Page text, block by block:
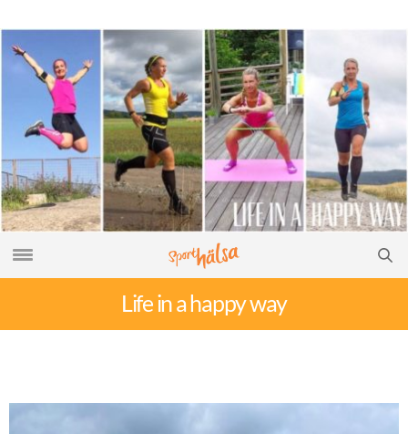
Life in a happy way